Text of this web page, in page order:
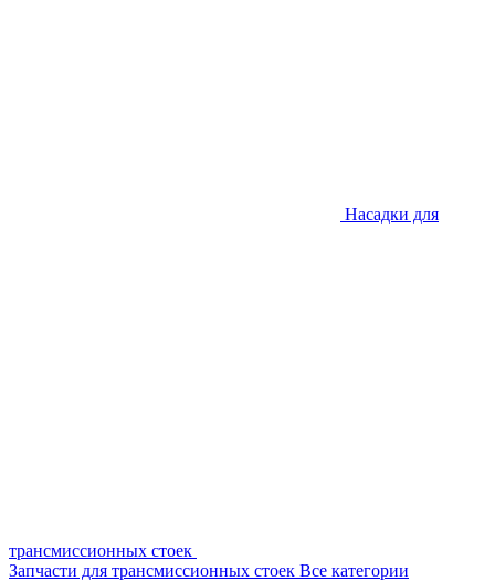
Насадки для
трансмиссионных стоек
Запчасти для трансмиссионных стоек Все категории